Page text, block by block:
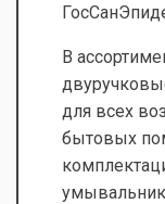
В
для всех
бытовых